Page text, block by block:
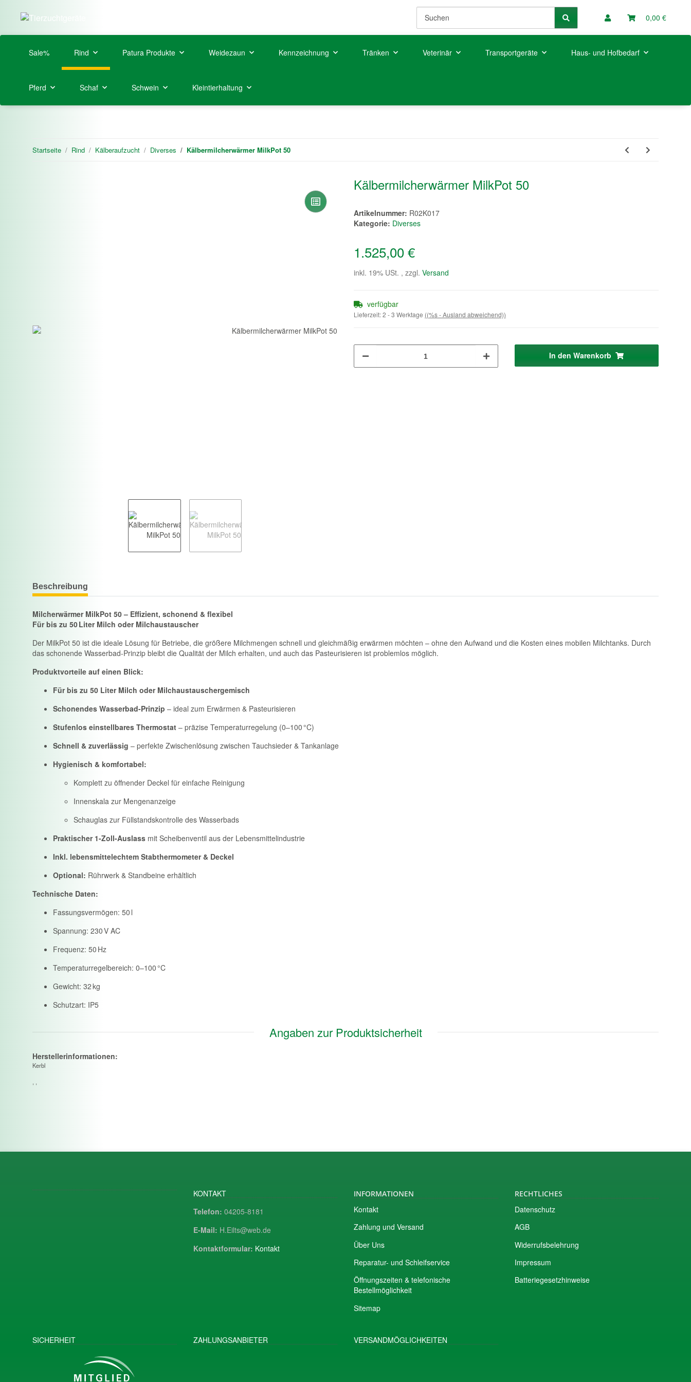
0,00 €
Sale% Rind Patura Produkte Weidezaun Kennzeichnung Tränken Veterinär Transportgeräte Haus- und Hofbedarf
Pferd Schaf Schwein Kleintierhaltung
Startseite Rind Kälberaufzucht Diverses Kälbermilcherwärmer MilkPot 50
Kälbermilcherwärmer MilkPot 50
Artikelnummer: R02K017
Kategorie: Diverses
1.525,00 €
inkl. 19% USt. , zzgl. Versand
verfügbar
Lieferzeit:2 - 3 Werktage ((%s - Ausland abweichend))
In den Warenkorb
Beschreibung
Milcherwärmer MilkPot 50 – Effizient, schonend & flexibel
Für bis zu 50 Liter Milch oder Milchaustauscher
Der MilkPot 50 ist die ideale Lösung für Betriebe, die größere Milchmengen schnell und gleichmäßig erwärmen möchten – ohne den Aufwand und die Kosten eines mobilen Milchtanks. Durch
das schonende Wasserbad-Prinzip bleibt die Qualität der Milch erhalten, und auch das Pasteurisieren ist problemlos möglich.
Produktvorteile auf einen Blick:
Für bis zu 50 Liter Milch oder Milchaustauschergemisch
Schonendes Wasserbad-Prinzip – ideal zum Erwärmen & Pasteurisieren
Stufenlos einstellbares Thermostat – präzise Temperaturregelung (0–100 °C)
Schnell & zuverlässig – perfekte Zwischenlösung zwischen Tauchsieder & Tankanlage
Hygienisch & komfortabel:
Komplett zu öffnender Deckel für einfache Reinigung
Innenskala zur Mengenanzeige
Schauglas zur Füllstandskontrolle des Wasserbads
Praktischer 1-Zoll-Auslass mit Scheibenventil aus der Lebensmittelindustrie
Inkl. lebensmittelechtem Stabthermometer & Deckel
Optional: Rührwerk & Standbeine erhältlich
Technische Daten:
Fassungsvermögen: 50 l
Spannung: 230 V AC
Frequenz: 50 Hz
Temperaturregelbereich: 0–100 °C
Gewicht: 32 kg
Schutzart: IP5
Angaben zur Produktsicherheit
Herstellerinformationen:
Kerbl
, ,
KONTAKT
Telefon: 04205-8181
E-Mail: H.Eilts@web.de
Kontaktformular: Kontakt
INFORMATIONEN
Kontakt
Zahlung und Versand
Über Uns
Reparatur- und Schleifservice
Öffnungszeiten & telefonische
Bestellmöglichkeit
Sitemap
RECHTLICHES
Datenschutz
AGB
Widerrufsbelehrung
Impressum
Batteriegesetzhinweise
SICHERHEIT ZAHLUNGSANBIETER VERSANDMÖGLICHKEITEN